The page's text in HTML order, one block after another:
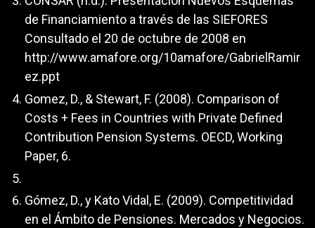
de Financiamiento a través de las SIEFORES
Consultado el 20 de octubre de 2008 en
http://www.amafore.org/10amafore/GabrielRamir
ez.ppt
Gomez, D., & Stewart, F. (2008). Comparison of
Costs + Fees in Countries with Private Defined
Contribution Pension Systems. OECD, Working
Paper, 6.
Gómez, D., y Kato Vidal, E. (2009). Competitividad
en el Ámbito de Pensiones. Mercados y Negocios.